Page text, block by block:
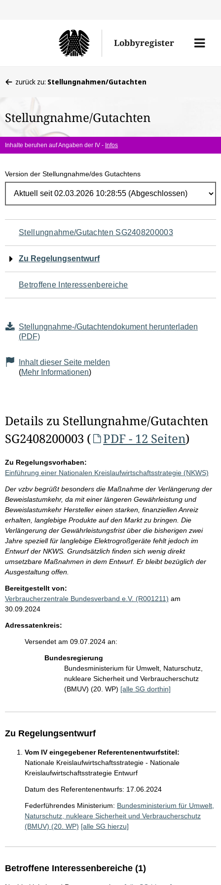
Lobbyregister
Menü
befinden
hier:
zurück zu: Stellungnahmen/Gutachten
Stellungnahme/Gutachten
Inhalte beruhen auf Angaben der IV - Infos
Version der Stellungnahme/des Gutachtens
Navigation
für
den
Seiteninhalt
Stellungnahme/Gutachten SG2408200003
Zu Regelungsentwurf
Betroffene Interessenbereiche
Stellungnahme-/Gutachtendokument herunterladen
(PDF)
Inhalt dieser Seite melden
(Mehr Informationen)
Details zu Stellungnahme/Gutachten
SG2408200003 (
PDF - 12 Seiten)
Zu Regelungsvorhaben:
Einführung einer Nationalen Kreislaufwirtschaftsstrategie (NKWS)
Der vzbv begrüßt besonders die Maßnahme der Verlängerung der
Beweislastumkehr, da mit einer längeren Gewährleistung und
Beweislastumkehr Hersteller einen starken, finanziellen Anreiz
erhalten, langlebige Produkte auf den Markt zu bringen. Die
Verlängerung der Gewährleistungsfrist über die bisherigen zwei
Jahre speziell für langlebige Elektrogroßgeräte fehlt jedoch im
Entwurf der NKWS. Grundsätzlich finden sich wenig direkt
umsetzbare Maßnahmen in dem Entwurf. Er bleibt bezüglich der
Ausgestaltung offen.
Bereitgestellt von:
Verbraucherzentrale Bundesverband e.V. (R001211) am
30.09.2024
Adressatenkreis:
Versendet am 09.07.2024 an:
Bundesregierung
Bundesministerium für Umwelt, Naturschutz,
nukleare Sicherheit und Verbraucherschutz
(BMUV) (20. WP) [alle SG dorthin]
Zu Regelungsentwurf
Vom IV eingegebener Referentenentwurfstitel:
Nationale Kreislaufwirtschaftsstrategie - Nationale
Kreislaufwirtschaftsstrategie Entwurf
Datum des Referentenentwurfs: 17.06.2024
Federführendes Ministerium: Bundesministerium für Umwelt,
Naturschutz, nukleare Sicherheit und Verbraucherschutz
(BMUV) (20. WP) [alle SG hierzu]
Betroffene Interessenbereiche (1)